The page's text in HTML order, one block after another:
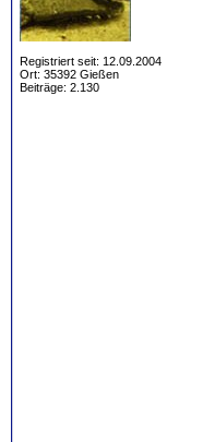
Registriert seit: 12.09.2004
Ort: 35392 Gießen
Beiträge: 2.130